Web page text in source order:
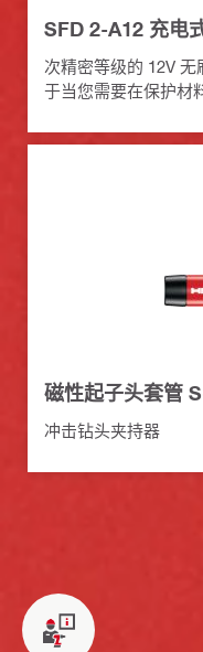
SFD 2-A12 充电
次精密等级的 12V
于当您需要在保护材
磁性起子头套管
冲击钻头夹持器